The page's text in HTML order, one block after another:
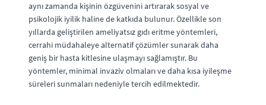
aynı zamanda kişinin özgüvenini artırarak sosyal ve
psikolojik iyilik haline de katkıda bulunur. Özellikle son
yıllarda geliştirilen ameliyatsız gıdı eritme yöntemleri,
cerrahi müdahaleye alternatif çözümler sunarak daha
geniş bir hasta kitlesine ulaşmayı sağlamıştır. Bu
yöntemler, minimal invaziv olmaları ve daha kısa iyileşme
süreleri sunmaları nedeniyle tercih edilmektedir.